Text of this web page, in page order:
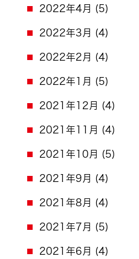
2022年4月 (5)
2022年3月 (4)
2022年2月 (4)
2022年1月 (5)
2021年12月 (4)
2021年11月 (4)
2021年10月 (5)
2021年9月 (4)
2021年8月 (4)
2021年7月 (5)
2021年6月 (4)